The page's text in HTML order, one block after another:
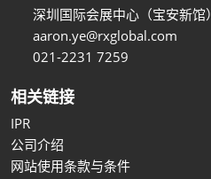
深圳国际会展中心（宝安新馆）
aaron.ye@rxglobal.com
021-2231 7259
相关链接
IPR
公司介绍
网站使用条款与条件